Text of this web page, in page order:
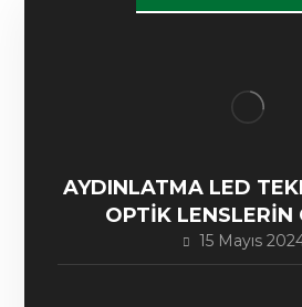
AYDINLATMA LED
OPTİK LENSLERİN
15 Mayıs